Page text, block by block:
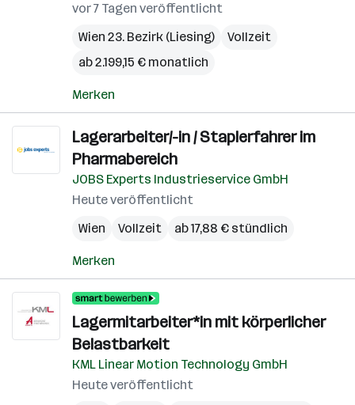
vor 7 Tagen veröffentlicht
Wien 23. Bezirk (Liesing)
Vollzeit
ab 2.199,15 € monatlich
Merken
Lagerarbeiter/-in / Staplerfahrer im
Pharmabereich
JOBS Experts Industrieservice GmbH
Heute veröffentlicht
Wien
Vollzeit ab 17,88 € stündlich
Merken
Lagermitarbeiter*in mit körperlicher
Belastbarkeit
KML Linear Motion Technology GmbH
Heute veröffentlicht